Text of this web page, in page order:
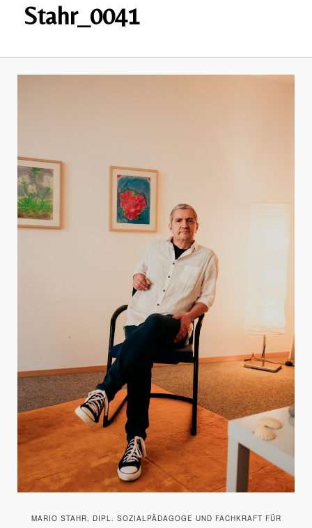
Stahr_0041
MARIO STAHR, DIPL. SOZIALPÄDAGOGE UND FACHKRAFT FÜR